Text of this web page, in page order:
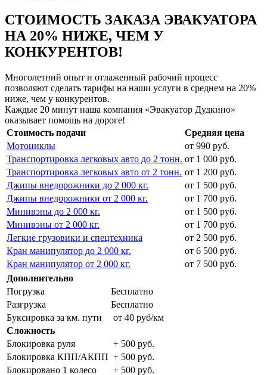
СТОИМОСТЬ ЗАКАЗА ЭВАКУАТОРА
НА 20% НИЖЕ, ЧЕМ У
КОНКУРЕНТОВ!
Многолетний опыт и отлаженный рабочий процесс
позволяют сделать тарифы на наши услуги в среднем на 20%
ниже, чем у конкурентов.
Каждые 20 минут наша компания «Эвакуатор Дудкино»
оказывает помощь на дороге!
Стоимость подачи
Средняя цена
Мотоциклы
от 990 руб.
Транспортировка легковых авто до 2 тонн. от 1 000 руб.
Транспортировка легковых авто от 2 тонн. от 1 200 руб.
Джипы внедорожники до 2 000 кг.
от 1 500 руб.
Джипы внедорожники от 2 000 кг.
от 1 700 руб.
Минивэны до 2 000 кг.
от 1 500 руб.
Минивэны от 2 000 кг.
от 1 700 руб.
Легкие грузовики и спецтехника
от 2 500 руб.
Кран манипулятор до 2 000 кг.
от 6 500 руб.
Кран манипулятор от 2 000 кг.
от 7 500 руб.
Дополнительно
Погрузка
Бесплатно
Разгрузка
Бесплатно
Буксировка за км. пути
от 40 руб/км
Сложность
Блокировка руля
+ 500 руб.
Блокировка КПП/АКПП + 500 руб.
Блокировано 1 колесо
+ 500 руб.